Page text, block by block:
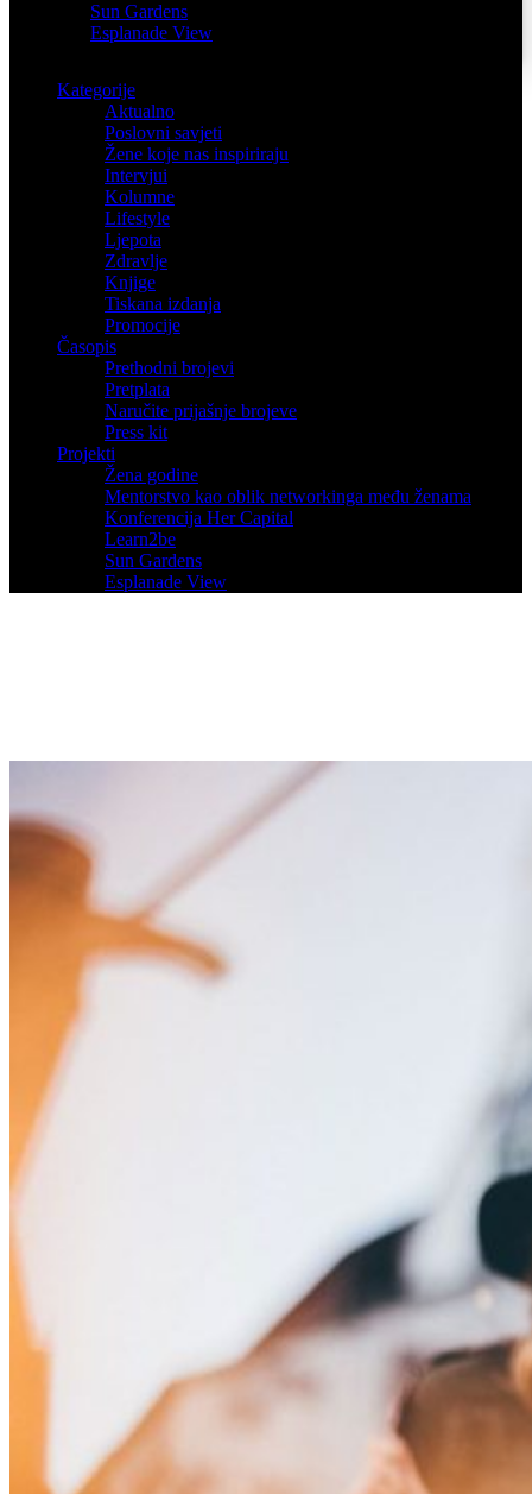
Sun Gardens
Esplanade View
Kategorije
Aktualno
Poslovni savjeti
Žene koje nas inspiriraju
Intervjui
Kolumne
Lifestyle
Ljepota
Zdravlje
Knjige
Tiskana izdanja
Promocije
Časopis
Prethodni brojevi
Pretplata
Naručite prijašnje brojeve
Press kit
Projekti
Žena godine
Mentorstvo kao oblik networkinga među ženama
Konferencija Her Capital
Learn2be
Sun Gardens
Esplanade View